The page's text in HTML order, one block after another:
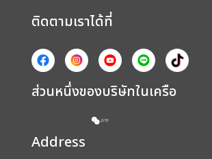
ติดตามเราได้ที่
ส่วนหนึ่งของบริษัทในเครือ
Address